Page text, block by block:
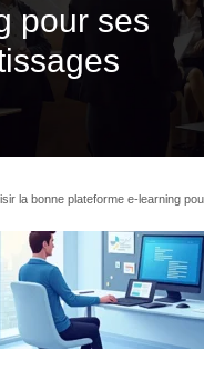
pour ses
la bonne plateforme e-learning